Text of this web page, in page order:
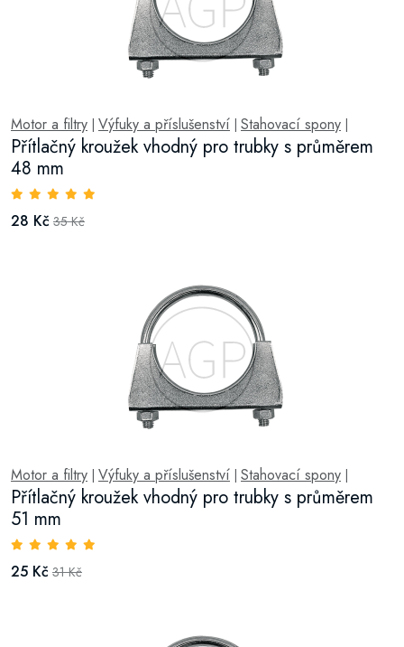
Motor a filtry Výfuky a příslušenství Stahovací spony
Přítlačný kroužek vhodný pro trubky s průměrem
48 mm
28 Kč 35 Kč
Motor a filtry Výfuky a příslušenství Stahovací spony
Přítlačný kroužek vhodný pro trubky s průměrem
51 mm
25 Kč 31 Kč